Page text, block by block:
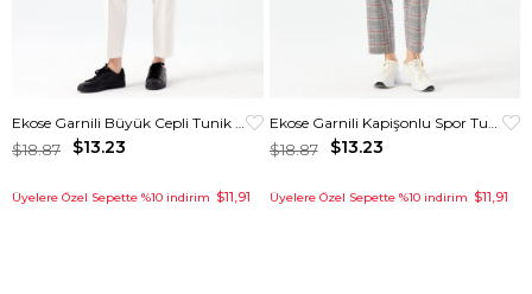
$13.23
$18.87
Üyelere Özel Sepette %10 indirim $11,91
$13.23
$18.87
Üyelere Özel Sepette %10 indirim $11,91